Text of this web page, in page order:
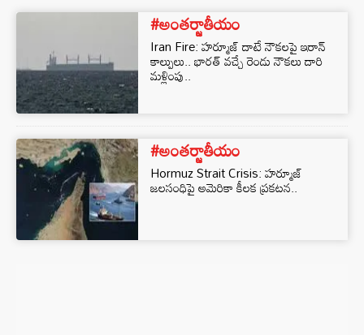
#అంతర్జాతీయం
Iran Fire: హర్మూజ్ దాటే నౌకలపై ఇరాన్
కాల్పులు.. భారత్ వచ్చే రెండు నౌకలు దారి
మళ్లింపు..
#అంతర్జాతీయం
Hormuz Strait Crisis: హర్మూజ్
జలసంధిపై అమెరికా కీలక ప్రకటన..